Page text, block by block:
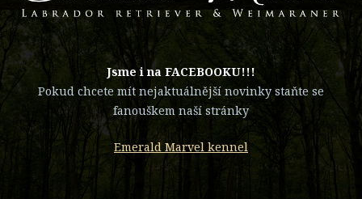
​Jsme i na FACEBOOKU!!!
Pokud chcete mít nejaktuálnější novinky staňte se
fanouškem naší stránky
Emerald Marvel kennel